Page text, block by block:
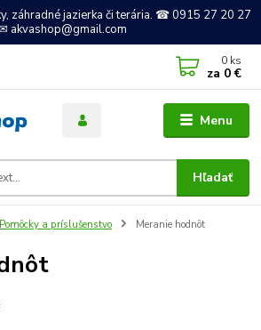
záhradné jazierka či terária. ☎ 0915 27 20 27
akvashop@gmail.com
Menu
Hľadať
0 ks
za 0 €
Pomôcky a príslušenstvo Meranie hodnôt